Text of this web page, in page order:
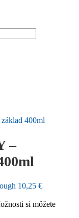
–
10,25 €
si môžete